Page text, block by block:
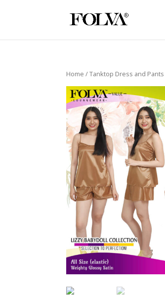
Home /Tanktop Dress and Pants